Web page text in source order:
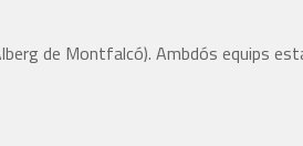
de Montfalcó). Ambdós equips